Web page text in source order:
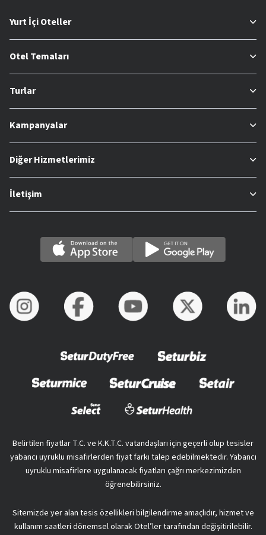
Yurt İçi Oteller
Otel Temaları
Turlar
Kampanyalar
Diğer Hizmetlerimiz
İletişim
Belirtilen fiyatlar T.C. ve K.K.T.C. vatandaşları için geçerli olup tesisler
yabancı uyruklu misafirlerden fiyat farkı talep edebilmektedir. Yabancı
uyruklu misafirlere uygulanacak fiyatları çağrı merkezimizden
öğrenebilirsiniz.
Sitemizde yer alan tesis özellikleri bilgilendirme amaçlıdır, hizmet ve
kullanım saatleri dönemsel olarak Otel’ler tarafından değişitirilebilir.